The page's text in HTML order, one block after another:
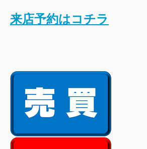
来店予約はコチラ